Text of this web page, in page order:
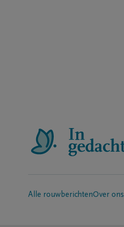
Alle rouwberichtenOver ons